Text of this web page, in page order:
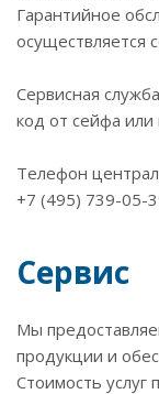
Гарантийное
осуществляется
Сервисная
код от сейфа или
Телефон
+7 (495) 739-05-
Сервис
Мы
продукции и
Стоимость услуг